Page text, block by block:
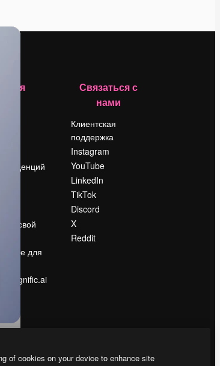
тенденций
свой
для
magnific.ai
Связаться с
нами
Клиентская
поддержка
Instagram
YouTube
LinkedIn
TikTok
Discord
X
Reddit
of cookies on your device to enhance site